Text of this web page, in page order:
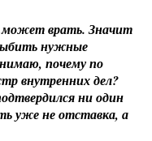
может врать. Значит
нужные
почему по
внутренних дел?
ни один
уже не отставка, а